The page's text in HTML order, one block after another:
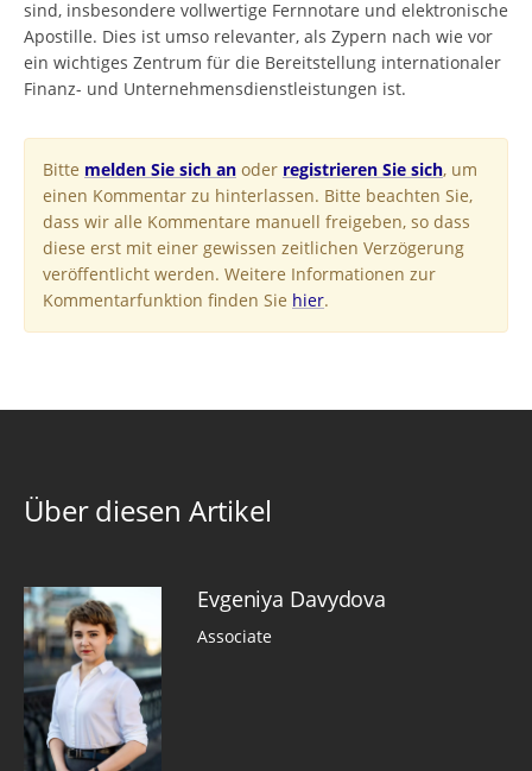
sind, insbesondere vollwertige Fernnotare und elektronische
Apostille. Dies ist umso relevanter, als Zypern nach wie vor
ein wichtiges Zentrum für die Bereitstellung internationaler
Finanz- und Unternehmensdienstleistungen ist.
Bitte melden Sie sich an oder registrieren Sie sich, um
einen Kommentar zu hinterlassen. Bitte beachten Sie,
dass wir alle Kommentare manuell freigeben, so dass
diese erst mit einer gewissen zeitlichen Verzögerung
veröffentlicht werden. Weitere Informationen zur
Kommentarfunktion finden Sie hier.
Über diesen Artikel
Evgeniya Davydova
Associate